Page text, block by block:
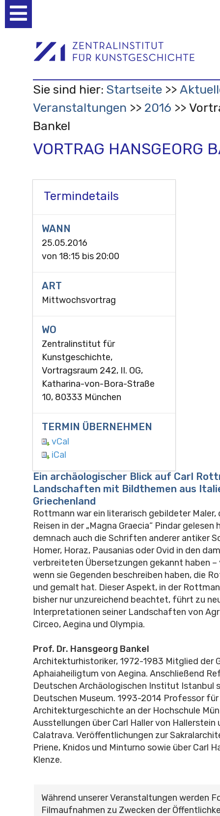
Werkzeuge
Sie sind hier: Startseite
Veranstaltungen
2016
Bankel
VORTRAG HANSGEORG
Termindetails
WANN
25.05.2016
von 18:15 bis 20:00
ART
Mittwochsvortrag
WO
Zentralinstitut für
Kunstgeschichte,
Vortragsraum 242, II. OG,
Katharina-von-Bora-Straße
10, 80333 München
TERMIN ÜBERNEHMEN
vCal
iCal
Ein archäologischer Blick auf Carl
Landschaften mit Bildthemen aus
Griechenland
Rottmann war ein literarisch gebildeter Maler,
Reisen in der „Magna Graecia“ Pindar gelesen
demnach auch die Schriften anderer antiker
Homer, Horaz, Pausanias oder Ovid in den
verbreiteten Übersetzungen gekannt haben –
wenn sie Gegenden beschreiben haben, die
und gemalt hat. Dieser Aspekt, in der
bisher nur unzureichend beachtet, führt zu
Interpretationen seiner Landschaften von
Circeo, Aegina und Olympia.
Prof. Dr. Hansgeorg Bankel
Architekturhistoriker, 1972-1983 Mitglied der
Aphaiaheiligtum von Aegina. Anschließend
Deutschen Archäologischen Institut Istanbul
Deutschen Museum. 1993-2014 Professor für
Architekturgeschichte an der Hochschule
Ausstellungen über Carl Haller von Hallerstein
Calatrava. Veröffentlichungen zur
Priene, Knidos und Minturno sowie über Carl
Klenze.
Während unserer Veranstaltungen werden
Filmaufnahmen zu Zwecken der